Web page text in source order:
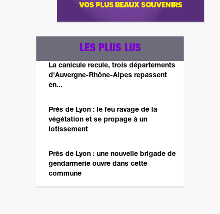
LES PLUS LUS
La canicule recule, trois départements
d'Auvergne-Rhône-Alpes repassent
en...
Près de Lyon : le feu ravage de la
végétation et se propage à un
lotissement
Près de Lyon : une nouvelle brigade de
gendarmerie ouvre dans cette
commune